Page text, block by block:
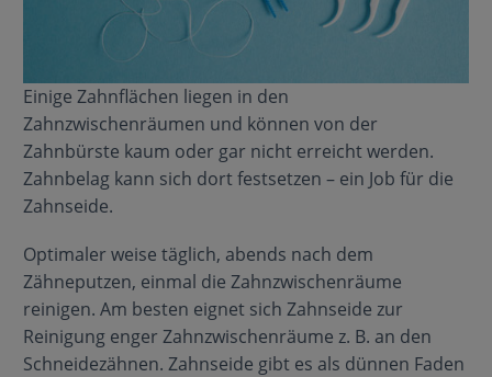
Einige Zahnflächen liegen in den
Zahnzwischenräumen und können von der
Zahnbürste kaum oder gar nicht erreicht werden.
Zahnbelag kann sich dort festsetzen – ein Job für die
Zahnseide.
Optimaler weise täglich, abends nach dem
Zähneputzen, einmal die Zahnzwischenräume
reinigen. Am besten eignet sich Zahnseide zur
Reinigung enger Zahnzwischenräume z. B. an den
Schneidezähnen. Zahnseide gibt es als dünnen Faden